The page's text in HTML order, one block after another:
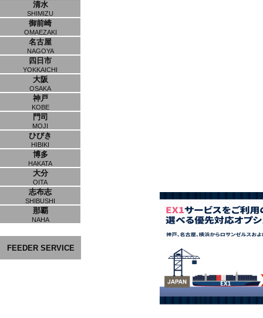
清水
SHIMIZU
御前崎
OMAEZAKI
名古屋
NAGOYA
四日市
YOKKAICHI
大阪
OSAKA
神戸
KOBE
門司
MOJI
ひびき
HIBIKI
博多
HAKATA
大分
OITA
志布志
SHIBUSHI
那覇
NAHA
FEEDER SERVICE